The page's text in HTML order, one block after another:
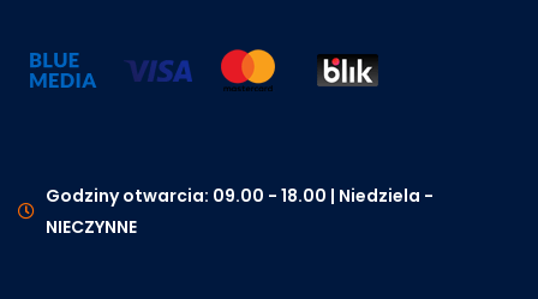
Godziny otwarcia: 09.00 - 18.00 | Niedziela -
NIECZYNNE